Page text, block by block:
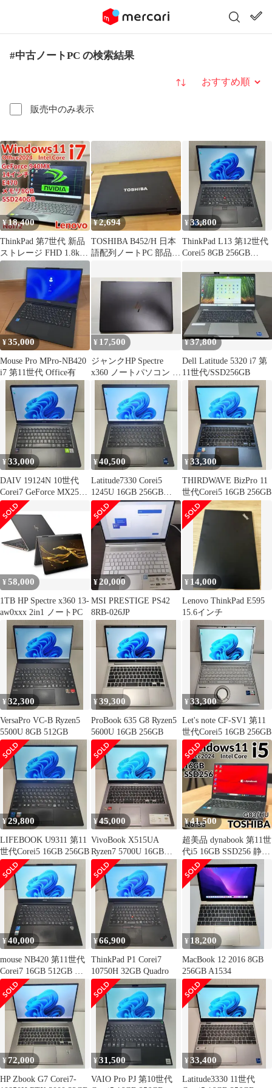
#中古ノートPC の検索結果
販売中のみ表示
並び替え
¥18,400
ThinkPad 第7世代 新品
ストレージ FHD 1.8kg
NVIDIA搭載
¥2,694
TOSHIBA B452/H 日本
語配列ノートPC 部品取
¥33,800
ThinkPad L13 第12世代
Corei5 8GB 256GB
¥35,000
Mouse Pro MPro-NB420
i7 第11世代 Office有
¥ 17,500
ジャンクHP Spectre
x360 ノートパソコン タ
ッチスクリーン
¥37,800
Dell Latitude 5320 i7 第
11世代/SSD256GB
¥33,000
DAIV 19124N 10世代
Corei7 GeForce MX250
8GB
¥40,500
Latitude7330 Corei5
1245U 16GB 256GB
FHD
¥33,300
THIRDWAVE BizPro 11
世代Corei5 16GB 256GB
¥58,000
1TB HP Spectre x360 13-
aw0xxx 2in1 ノートPC
¥20,000
MSI PRESTIGE PS42
8RB-026JP
¥ 14,000
Lenovo ThinkPad E595
15.6インチ
¥32,300
VersaPro VC-B Ryzen5
5500U 8GB 512GB
¥39,300
ProBook 635 G8 Ryzen5
5600U 16GB 256GB
¥33,300
Let's note CF-SV1 第11
世代Corei5 16GB 256GB
¥29,800
LIFEBOOK U9311 第11
世代Corei5 16GB 256GB
¥45,000
VivoBook X515UA
Ryzen7 5700U 16GB
256GB
¥41,500
超美品 dynabook 第11世
代i5 16GB SSD256 静音
875g
¥40,000
mouse NB420 第11世代
Corei7 16GB 512GB フ
ルHD
¥66,900
ThinkPad P1 Corei7
10750H 32GB Quadro
¥ 18,200
MacBook 12 2016 8GB
256GB A1534
¥72,000
HP Zbook G7 Corei7-
¥31,500
VAIO Pro PJ 第10世代
¥33,400
Latitude3330 11世代